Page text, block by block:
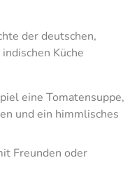
der deutschen,
Küche
eine Tomatensuppe,
und ein himmlisches
Freunden oder